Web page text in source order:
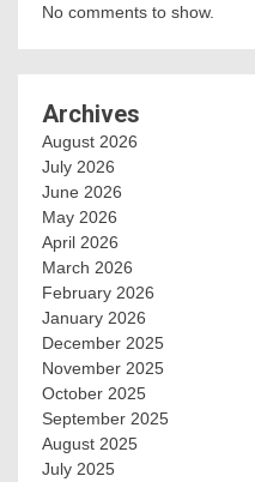
No comments to show.
Archives
August 2026
July 2026
June 2026
May 2026
April 2026
March 2026
February 2026
January 2026
December 2025
November 2025
October 2025
September 2025
August 2025
July 2025